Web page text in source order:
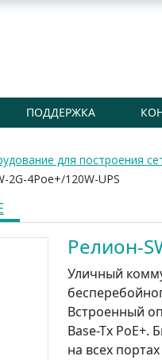
ПОДДЕРЖКА
для построения
2G-4Poe+/120W-UPS
Релион-
Уличный
Встроенный
Base-Tx PoE+.
на всех портах